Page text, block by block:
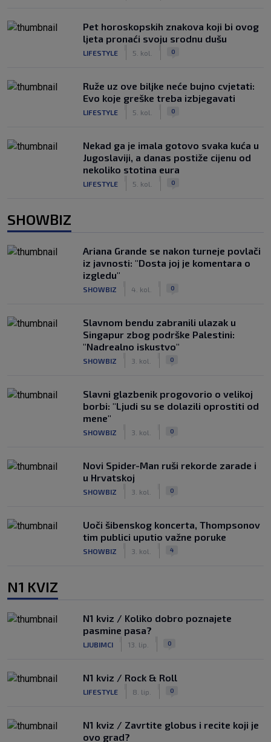
Pet horoskopskih znakova koji bi ovog
ljeta pronaći svoju srodnu dušu
LIFESTYLE 5. kol. 0
Ruže uz ove biljke neće bujno cvjetati:
Evo koje greške treba izbjegavati
LIFESTYLE 5. kol. 0
Nekad ga je imala gotovo svaka kuća u
Jugoslaviji, a danas postiže cijenu od
nekoliko stotina eura
LIFESTYLE 5. kol. 0
SHOWBIZ
Ariana Grande se nakon turneje povlači
iz javnosti: "Dosta joj je komentara o
izgledu"
SHOWBIZ 4. kol. 0
Slavnom bendu zabranili ulazak u
Singapur zbog podrške Palestini:
"Nadrealno iskustvo"
SHOWBIZ 3. kol. 0
Slavni glazbenik progovorio o velikoj
borbi: "Ljudi su se dolazili oprostiti od
mene"
SHOWBIZ 3. kol. 0
Novi Spider-Man ruši rekorde zarade i
u Hrvatskoj
SHOWBIZ 3. kol. 0
Uoči šibenskog koncerta, Thompsonov
tim publici uputio važne poruke
SHOWBIZ 3. kol. 4
N1 KVIZ
N1 kviz / Koliko dobro poznajete
pasmine pasa?
LJUBIMCI 13. lip. 0
N1 kviz / Rock & Roll
LIFESTYLE 8. lip. 0
N1 kviz / Zavrtite globus i recite koji je
ovo grad?